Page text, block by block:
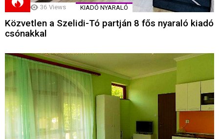
36 Views KIADÓ NYARALÓ
Közvetlen a Szelidi-Tó partján 8 fős nyaraló kiadó
csónakkal